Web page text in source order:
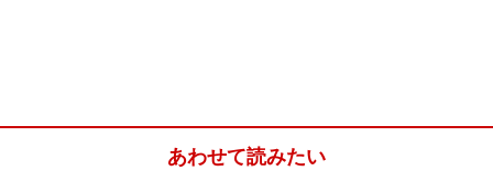
あわせて読みたい